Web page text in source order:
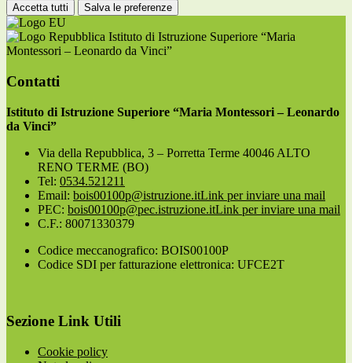
Accetta tutti Salva le preferenze
Istituto di Istruzione Superiore “Maria
Montessori – Leonardo da Vinci”
Contatti
Istituto di Istruzione Superiore “Maria Montessori – Leonardo
da Vinci”
Via della Repubblica, 3 – Porretta Terme 40046 ALTO
RENO TERME (BO)
Tel: 0534.521211
Email: bois00100p@istruzione.itLink per inviare una mail
PEC: bois00100p@pec.istruzione.itLink per inviare una mail
C.F.: 80071330379
Codice meccanografico: BOIS00100P
Codice SDI per fatturazione elettronica: UFCE2T
Sezione Link Utili
Cookie policy